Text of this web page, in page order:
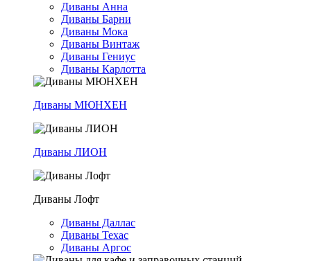
Диваны Анна
Диваны Барни
Диваны Мока
Диваны Винтаж
Диваны Гениус
Диваны Карлотта
Диваны МЮНХЕН
Диваны ЛИОН
Диваны Лофт
Диваны Даллас
Диваны Техас
Диваны Аргос